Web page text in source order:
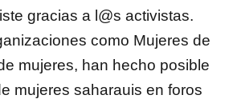
gracias a l@s activistas.
como Mujeres de
mujeres, han hecho posible
mujeres saharauis en foros